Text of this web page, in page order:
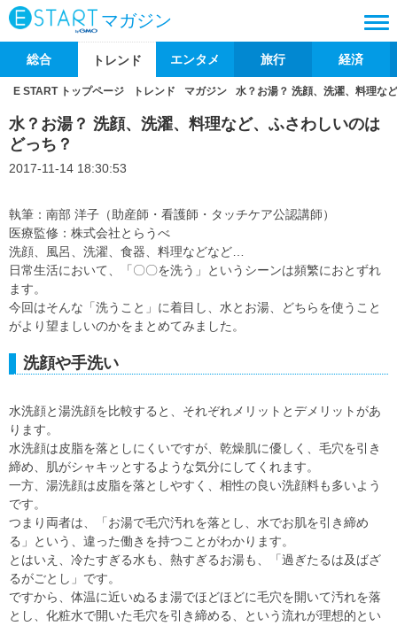
マガジン
総合 トレンド エンタメ 旅行 経済
E START トップページ トレンド マガジン 水？お湯？ 洗顔、洗濯、料理な
水？お湯？ 洗顔、洗濯、料理など、ふさわしいのは
どっち？
2017-11-14 18:30:53
執筆：南部 洋子（助産師・看護師・タッチケア公認講師）
医療監修：株式会社とらうべ
洗顔、風呂、洗濯、食器、料理などなど…
日常生活において、「〇〇を洗う」というシーンは頻繁におとずれ
ます。
今回はそんな「洗うこと」に着目し、水とお湯、どちらを使うこと
がより望ましいのかをまとめてみました。
洗顔や手洗い
水洗顔と湯洗顔を比較すると、それぞれメリットとデメリットがあ
ります。
水洗顔は皮脂を落としにくいですが、乾燥肌に優しく、毛穴を引き
締め、肌がシャキッとするような気分にしてくれます。
一方、湯洗顔は皮脂を落としやすく、相性の良い洗顔料も多いよう
です。
つまり両者は、「お湯で毛穴汚れを落とし、水でお肌を引き締め
る」という、違った働きを持つことがわかります。
とはいえ、冷たすぎる水も、熱すぎるお湯も、「過ぎたるは及ばざ
るがごとし」です。
ですから、体温に近いぬるま湯でほどほどに毛穴を開いて汚れを落
とし、化粧水で開いた毛穴を引き締める、という流れが理想的とい